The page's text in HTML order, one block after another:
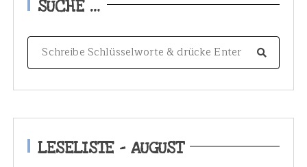
SUCHE …
S
e
c
h
f LESELISTE – AUGUST